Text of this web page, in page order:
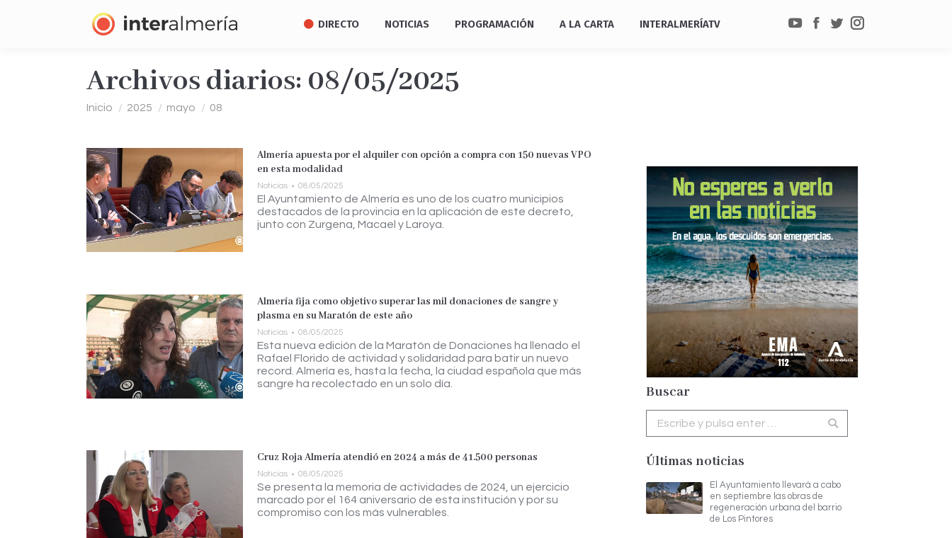
DIRECTO NOTICIAS PROGRAMACIÓN A LA CARTA INTERALMERÍATV
YouTube
Facebook
TwitterInstagram
Archivos diarios: 08/05/2025
Estás aquí:
Inicio 2025 mayo 08
Almería apuesta por el alquiler con opción a compra con 150 nuevas VPO
en esta modalidad
Noticias 08/05/2025
El Ayuntamiento de Almería es uno de los cuatro municipios
destacados de la provincia en la aplicación de este decreto,
junto con Zurgena, Macael y Laroya.
Almería fija como objetivo superar las mil donaciones de sangre y
plasma en su Maratón de este año
Noticias 08/05/2025
Esta nueva edición de la Maratón de Donaciones ha llenado el
Rafael Florido de actividad y solidaridad para batir un nuevo
record. Almería es, hasta la fecha, la ciudad española que más
sangre ha recolectado en un solo día.
Cruz Roja Almería atendió en 2024 a más de 41.500 personas
Noticias 08/05/2025
Se presenta la memoria de actividades de 2024, un ejercicio
marcado por el 164 aniversario de esta institución y por su
compromiso con los más vulnerables.
Buscar
Últimas noticias
El Ayuntamiento llevará a cabo
en septiembre las obras de
regeneración urbana del barrio
de Los Pintores